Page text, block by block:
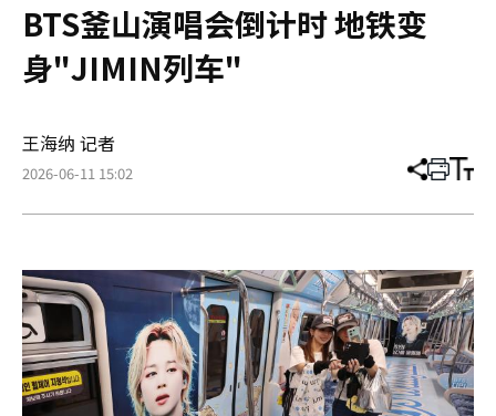
BTS釜山演唱会倒计时 地铁变
身"JIMIN列车"
王海纳 记者
2026-06-11 15:02 分
章
打 调
小